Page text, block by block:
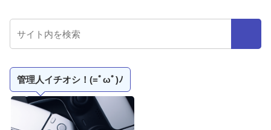
管理人イチオシ！(=ﾟωﾟ)ﾉ